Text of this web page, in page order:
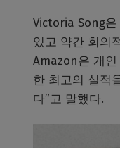
Victoria Song
있고 약간 회의
Amazon은 개
한 최고의 실적
다”고 말했다.